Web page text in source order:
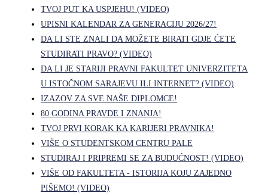
TVOJ PUT KA USPJEHU! (VIDEO)
UPISNI KALENDAR ZA GENERACIJU 2026/27!
DA LI STE ZNALI DA MOŽETE BIRATI GDJE ĆETE
STUDIRATI PRAVO? (VIDEO)
DA LI JE STARIJI PRAVNI FAKULTET UNIVERZITETA
U ISTOČNOM SARAJEVU ILI INTERNET? (VIDEO)
IZAZOV ZA SVE NAŠE DIPLOMCE!
80 GODINA PRAVDE I ZNANJA!
TVOJ PRVI KORAK KA KARIJERI PRAVNIKA!
VIŠE O STUDENTSKOM CENTRU PALE
STUDIRAJ I PRIPREMI SE ZA BUDUĆNOST! (VIDEO)
VIŠE OD FAKULTETA - ISTORIJA KOJU ZAJEDNO
PIŠEMO! (VIDEO)